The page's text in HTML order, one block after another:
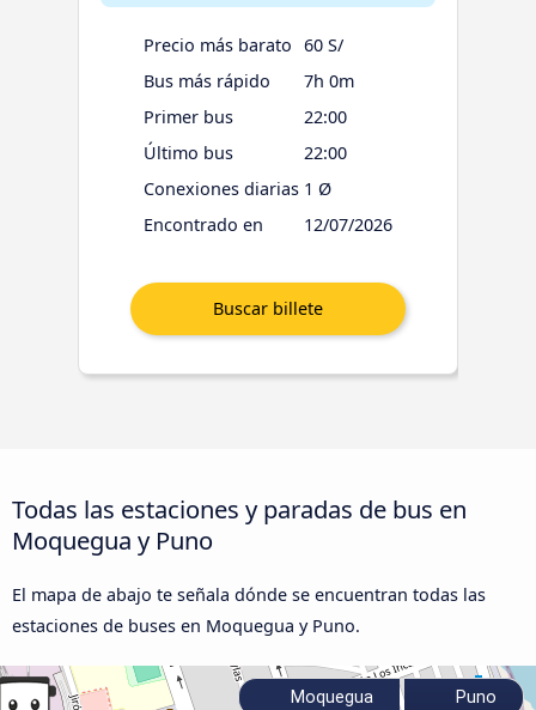
Precio más barato 60 S/
Bus más rápido
7h 0m
Primer bus
22:00
Último bus
22:00
Conexiones diarias 1 Ø
Encontrado en
12/07/2026
Todas las estaciones y paradas de bus en
Moquegua y Puno
El mapa de abajo te señala dónde se encuentran todas las
estaciones de buses en Moquegua y Puno.
Moquegua Puno